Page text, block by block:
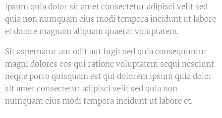
ipsum quia dolor sit amet consectetur adipisci velit sed
quia non numquam eius modi tempora incidunt ut labore
et dolore magnam aliquam quaerat voluptatem.
Sit aspernatur aut odit aut fugit sed quia consequuntur
magni dolores eos qui ratione voluptatem sequi nesciunt
neque porro quisquam est qui dolorem ipsum quia dolor
sit amet consectetur adipisci velit sed quia non
numquam eius modi tempora incidunt ut labore et.